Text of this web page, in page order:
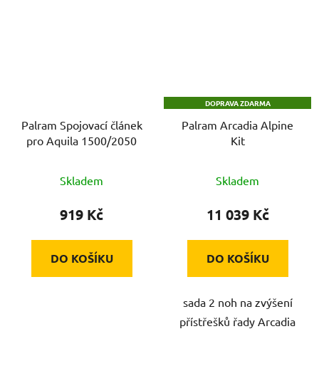
Palram Spojovací článek
pro Aquila 1500/2050
Skladem
919 Kč
DO KOŠÍKU
DOPRAVA ZDARMA
Palram Arcadia Alpine
Kit
Skladem
11 039 Kč
DO KOŠÍKU
sada 2 noh na zvýšení
přístřešků řady Arcadia